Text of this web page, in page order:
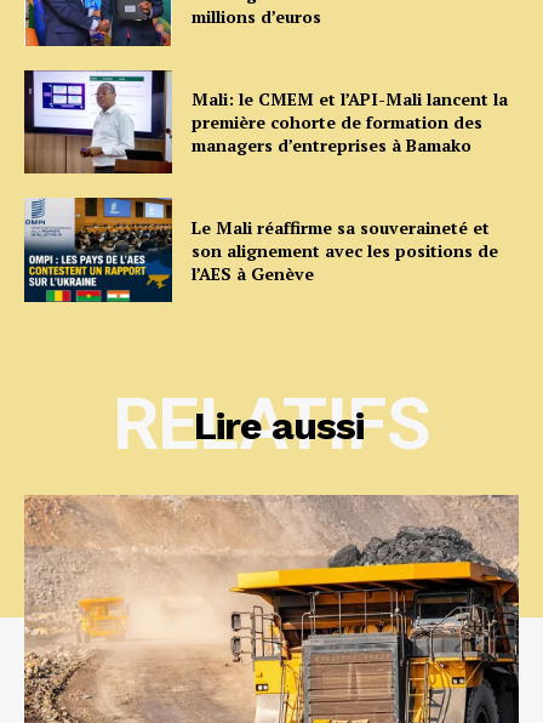
millions d’euros
Mali: le CMEM et l’API-Mali lancent la
première cohorte de formation des
managers d’entreprises à Bamako
Le Mali réaffirme sa souveraineté et
son alignement avec les positions de
l’AES à Genève
Lire aussi
RELATIFS